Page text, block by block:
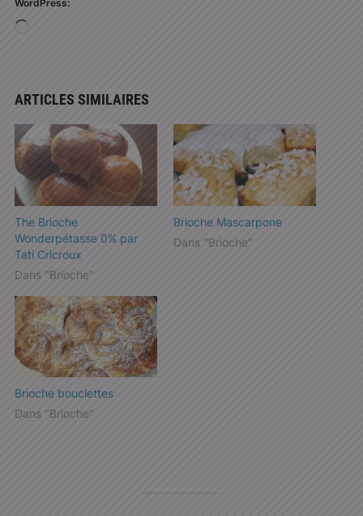
WordPress:
ARTICLES SIMILAIRES
The Brioche
Wonderpétasse 0% par
Tati Cricroux
Dans "Brioche"
Brioche Mascarpone
Dans "Brioche"
Brioche bouclettes
Dans "Brioche"